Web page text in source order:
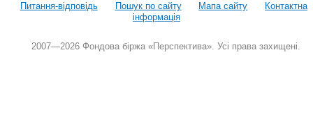
Питання-відповідь Пошук по сайту Мапа сайту
Контактна
інформація
2007—2026 Фондова біржа «Перспектива». Усі права захищені.